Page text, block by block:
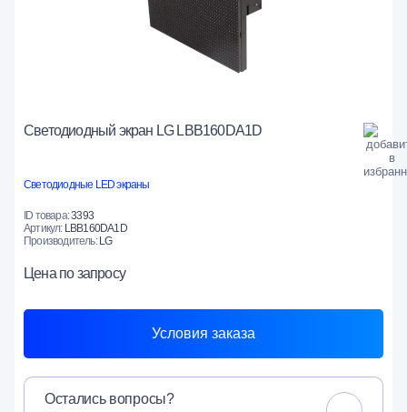
Светодиодный экран LG LBB160DA1D
Светодиодные LED экраны
ID товара:3393
Артикул: LBB160DA1D
Производитель:LG
Цена по запросу
Условия заказа
Остались вопросы?